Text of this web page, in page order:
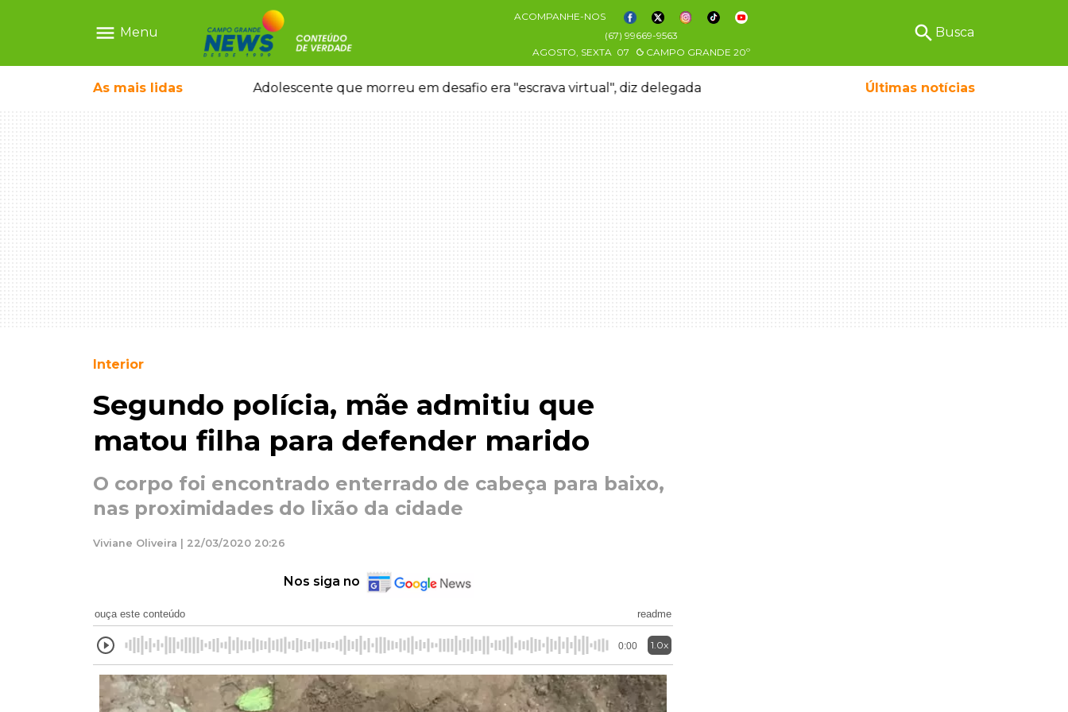
menu Menu
ACOMPANHE-NOS
(67) 99669-9563
AGOSTO, SEXTA 07 CAMPO GRANDE 20º
search Busca
As mais lidas
ganhar dia oficial em MS Adolescente que morreu em desafio era "escrava virtual", diz delegada Últimas notícias
Interior
Segundo polícia, mãe admitiu que
matou filha para defender marido
O corpo foi encontrado enterrado de cabeça para baixo,
nas proximidades do lixão da cidade
Viviane Oliveira | 22/03/2020 20:26
Nos siga no
ouça este conteúdo readme
0:00 1.0x